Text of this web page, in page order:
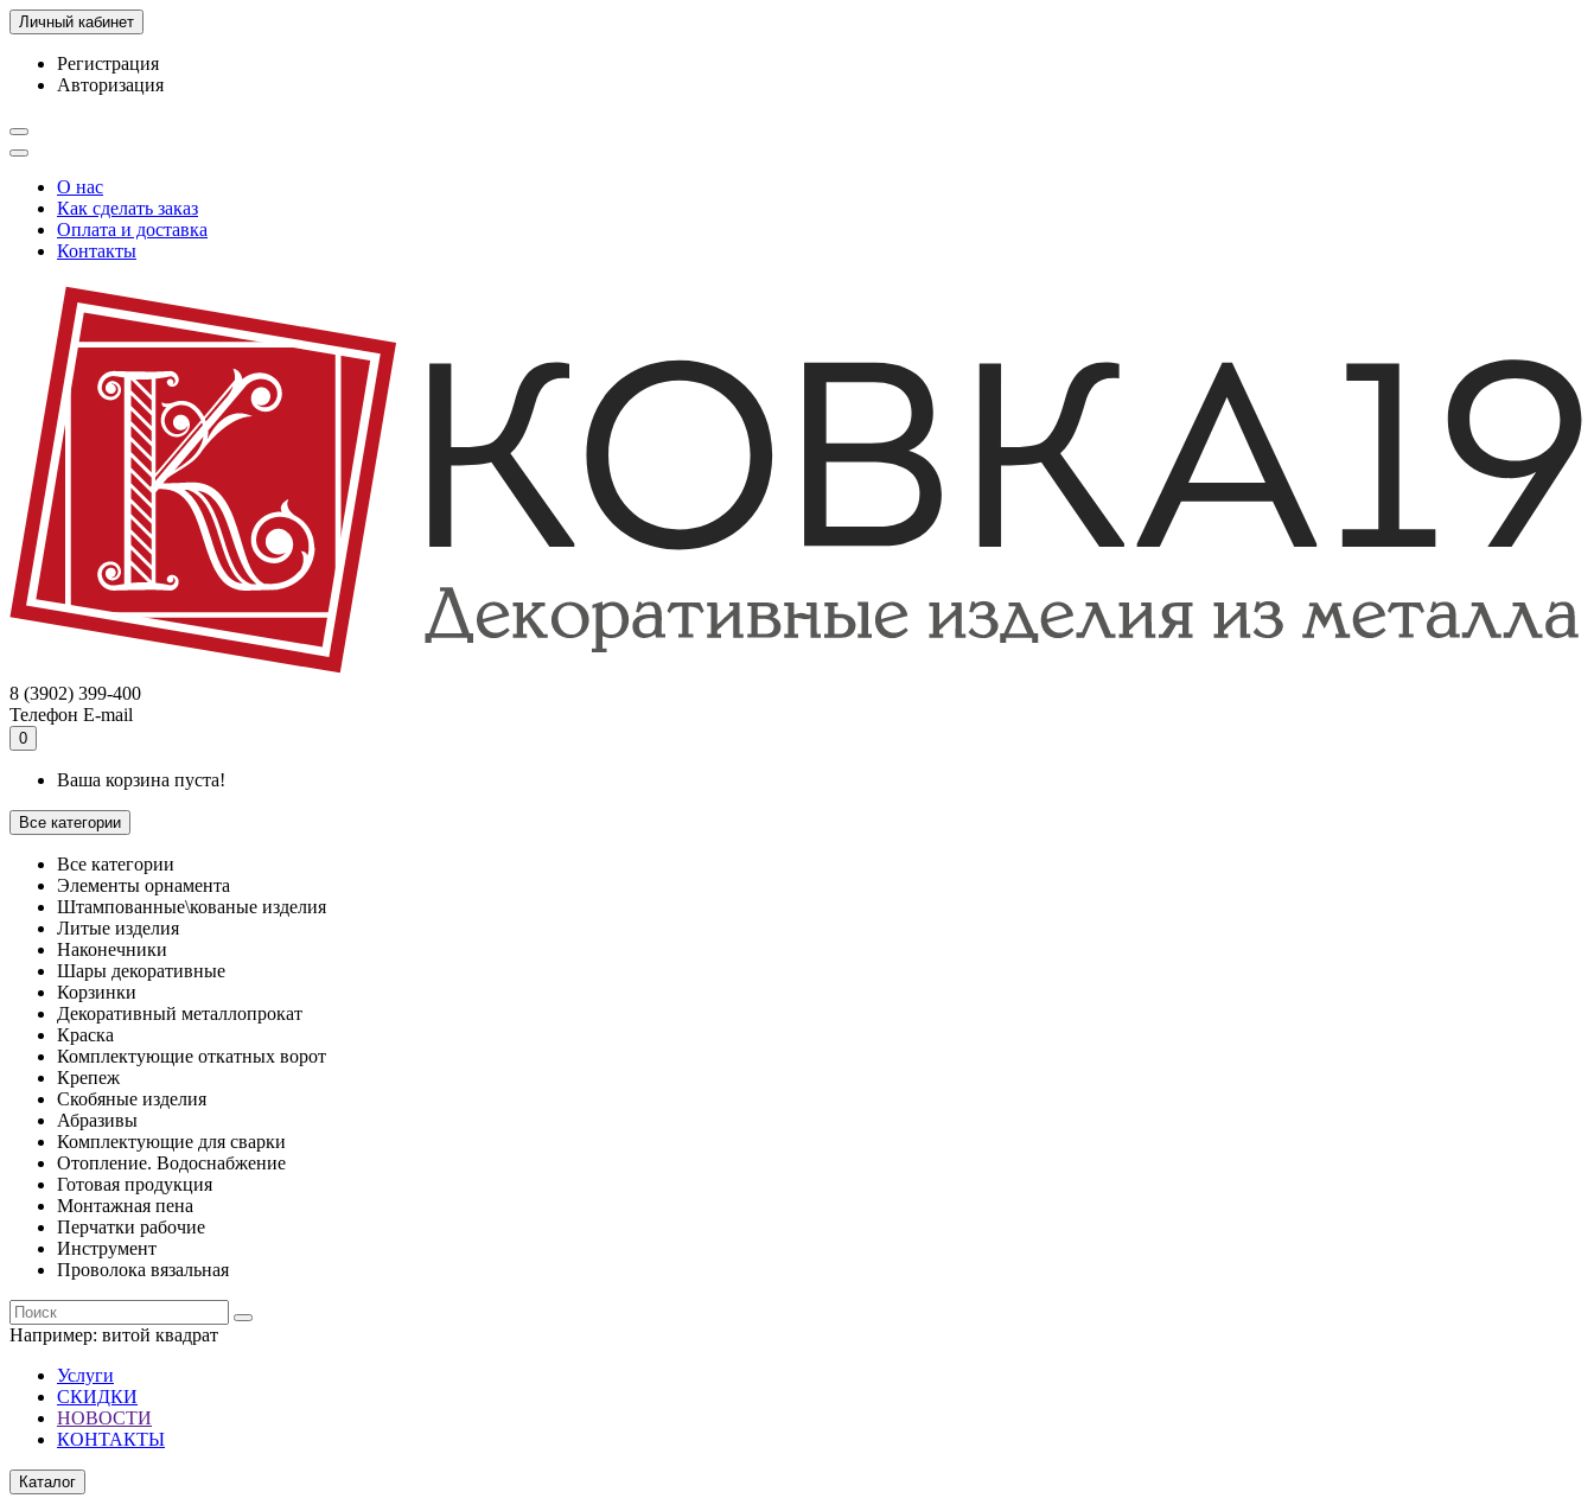
Личный кабинет
Регистрация
Авторизация
О нас
Как сделать заказ
Оплата и доставка
Контакты
8 (3902) 399-400
Телефон E-mail
0
Ваша корзина пуста!
Все категории
Все категории
Элементы орнамента
Штампованные\кованые изделия
Литые изделия
Наконечники
Шары декоративные
Корзинки
Декоративный металлопрокат
Краска
Комплектующие откатных ворот
Крепеж
Скобяные изделия
Абразивы
Комплектующие для сварки
Отопление. Водоснабжение
Готовая продукция
Монтажная пена
Перчатки рабочие
Инструмент
Проволока вязальная
Например: витой квадрат
Услуги
СКИДКИ
НОВОСТИ
КОНТАКТЫ
Каталог